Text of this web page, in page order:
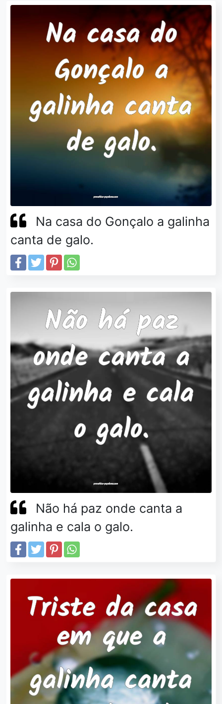
Na casa do Gonçalo a galinha
canta de galo.
Não há paz onde canta a
galinha e cala o galo.